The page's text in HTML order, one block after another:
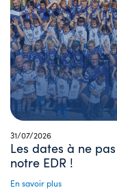
31/07/2026
Les dates à ne
notre EDR !
En savoir plus